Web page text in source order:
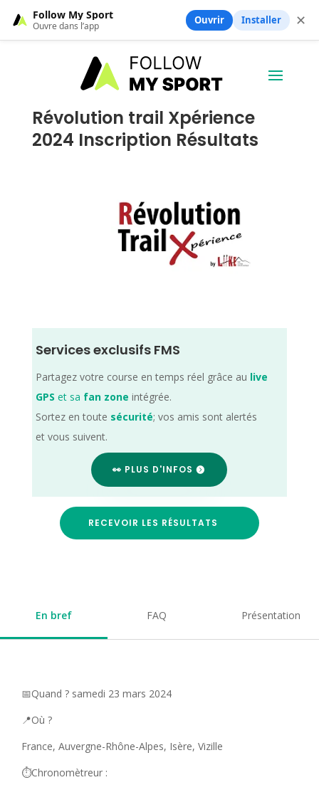
Révolution trail Xpérience
2024 Inscription Résultats
Services exclusifs FMS
Partagez votre course en temps réel grâce au live
GPS et sa fan zone intégrée.
Sortez en toute sécurité; vos amis sont alertés
et vous suivent.
👀 PLUS D'INFOS
RECEVOIR LES RÉSULTATS
En bref FAQ Présentation
📅Quand ? samedi 23 mars 2024
📍Où ?
France, Auvergne-Rhône-Alpes, Isère, Vizille
⏱️Chronomètreur :
Follow My Sport
Ouvre dans l’app Ouvrir Installer ✕